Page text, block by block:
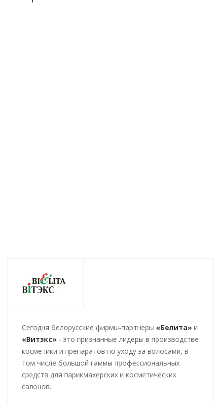
Cегодня белорусские фирмы-партнеры «Белита» и
«Витэкс» - это признанные лидеры в производстве
косметики и препаратов по уходу за волосами, в
том числе большой гаммы профессиональных
средств для парикмахерских и косметических
салонов.